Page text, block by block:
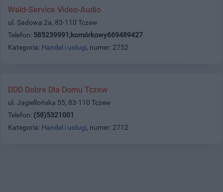
Wald-Service Video-Audio
ul. Sadowa 2a, 83-110 Tczew
Telefon: 585239991;komórkowy669489427
Kategoria: Handel i usługi, numer: 2752
DDD Dobre Dla Domu Tczew
ul. Jagiellońska 55, 83-110 Tczew
Telefon: (58)5321001
Kategoria: Handel i usługi, numer: 2712